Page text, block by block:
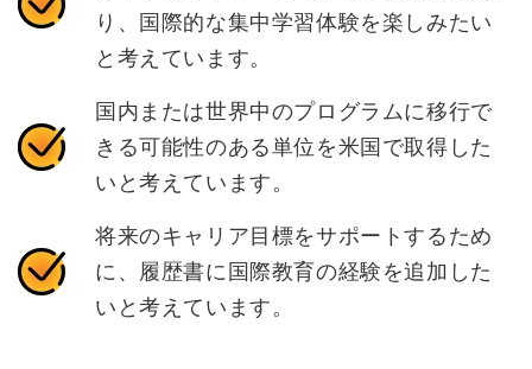
り、国際的な集中学習体験を楽しみたい
と考えています。
国内または世界中のプログラムに移行で
きる可能性のある単位を米国で取得した
いと考えています。
将来のキャリア目標をサポートするため
に、履歴書に国際教育の経験を追加した
いと考えています。